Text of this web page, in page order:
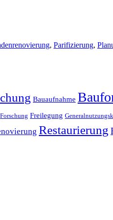
, Parifizierung,
Bauaufnahme
Forschung Freilegung
Restaurierung